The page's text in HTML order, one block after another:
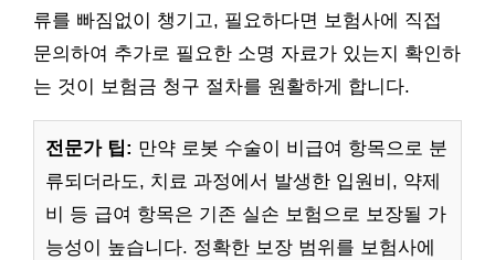
류를 빠짐없이 챙기고, 필요하다면 보험사에 직접
문의하여 추가로 필요한 소명 자료가 있는지 확인하
는 것이 보험금 청구 절차를 원활하게 합니다.
전문가 팁: 만약 로봇 수술이 비급여 항목으로 분
류되더라도, 치료 과정에서 발생한 입원비, 약제
비 등 급여 항목은 기존 실손 보험으로 보장될 가
능성이 높습니다. 정확한 보장 범위를 보험사에